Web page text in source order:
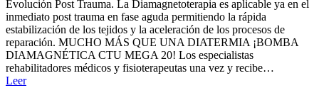
Evolución Post Trauma. La Diamagnetoterapia es aplicable ya en el
inmediato post trauma en fase aguda permitiendo la rápida
estabilización de los tejidos y la aceleración de los procesos de
reparación. MUCHO MÁS QUE UNA DIATERMIA ¡BOMBA
DIAMAGNÉTICA CTU MEGA 20! Los especialistas
rehabilitadores médicos y fisioterapeutas una vez y recibe…
Leer